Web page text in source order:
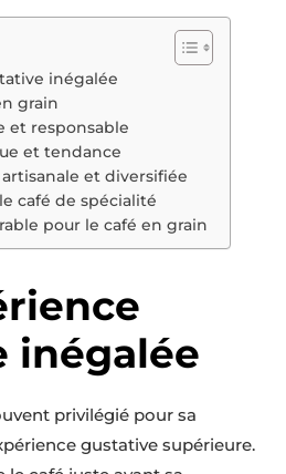
inégalée
grain
et responsable
et tendance
et diversifiée
café de spécialité
pour le café en grain
inégalée
privilégié pour sa
gustative supérieure.